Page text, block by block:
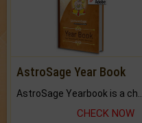
AstroSage Year Book
CHECK NOW